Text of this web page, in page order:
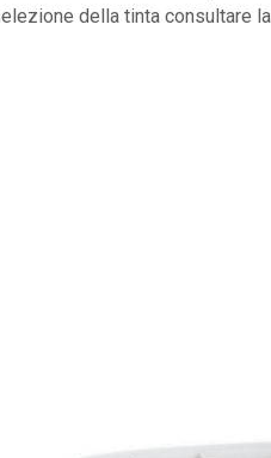
della tinta consultare